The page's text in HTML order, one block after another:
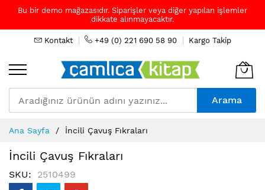
Bu bir demo mağazasıdır. Siparişler veya diğer yapılan işlemler
dikkate alınmayacaktır.
Kontakt +49 (0) 221 690 58 90 Kargo Takip
Arama
to
Content
Ana Sayfa İncili Çavuş Fıkraları
İncili Çavuş Fıkraları
SKU 2510499